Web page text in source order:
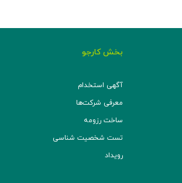
بخش کارجو
آگهی استخدام
معرفی شرکت‌ها
ساخت رزومه
تست شخصیت شناسی
رویداد